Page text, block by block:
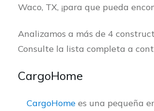
Waco, TX, ¡para que pueda
Analizamos a más de 4
Consulte la lista completa a
CargoHome
CargoHome es una pequeña